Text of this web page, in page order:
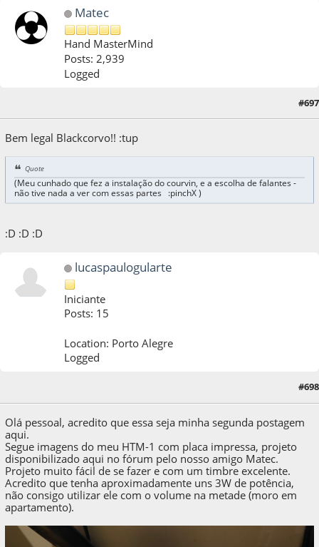
Matec
Hand MasterMind
Posts: 2,939
Logged
#697
Bem legal Blackcorvo!! :tup
Quote
(Meu cunhado que fez a instalação do courvin, e a escolha de falantes -
não tive nada a ver com essas partes :pinchX )
:D :D :D
lucaspaulogularte
Iniciante
Posts: 15
Location: Porto Alegre
Logged
#698
Olá pessoal, acredito que essa seja minha segunda postagem
aqui.
Segue imagens do meu HTM-1 com placa impressa, projeto
disponibilizado aqui no fórum pelo nosso amigo Matec.
Projeto muito fácil de se fazer e com um timbre excelente.
Acredito que tenha aproximadamente uns 3W de potência,
não consigo utilizar ele com o volume na metade (moro em
apartamento).